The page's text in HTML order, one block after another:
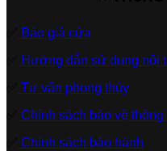
Báo giá cửa
Hướng dẫn sử dụng nội
Tư vấn phong thủy
Chính sách bảo vệ
Chính sách bảo hành